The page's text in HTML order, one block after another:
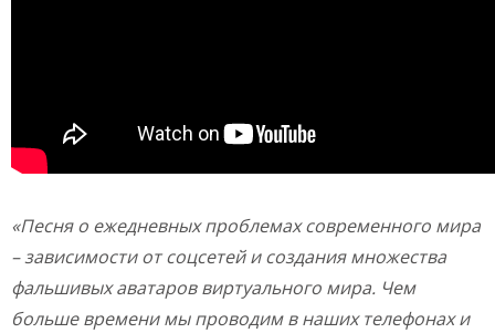
«Песня о ежедневных проблемах современного мира
– зависимости от соцсетей и создания множества
фальшивых аватаров виртуального мира. Чем
больше времени мы проводим в наших телефонах и